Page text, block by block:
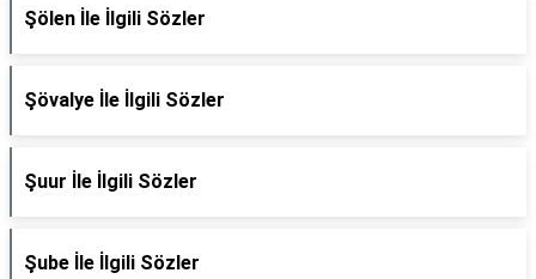
Şölen İle İlgili Sözler
Şövalye İle İlgili Sözler
Şuur İle İlgili Sözler
Şube İle İlgili Sözler